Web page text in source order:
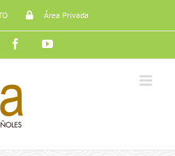
Área Privada
FacebookYouTube